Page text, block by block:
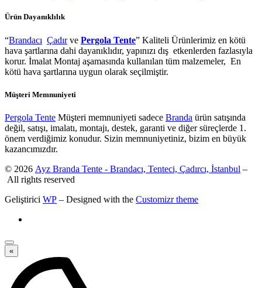
Ürün Dayanıklılık
“Brandacı Çadırve Pergola Tente” Kaliteli Ürünlerimiz en kötü
hava şartlarına dahi dayanıklıdır, yapınızı dış etkenlerden fazlasıyla
korur. İmalat Montaj aşamasında kullanılan tüm malzemeler, En
kötü hava şartlarına uygun olarak seçilmiştir.
Müşteri Memnuniyeti
Pergola Tente Müşteri memnuniyeti sadece Branda ürün satışında
değil, satışı, imalatı, montajı, destek, garanti ve diğer süreçlerde 1.
önem verdiğimiz konudur. Sizin memnuniyetiniz, bizim en büyük
kazancımızdır.
© 2026 Ayz Branda Tente - Brandacı, Tenteci, Çadırcı, İstanbul –
All rights reserved
Geliştirici WP – Designed with the Customizr theme
«